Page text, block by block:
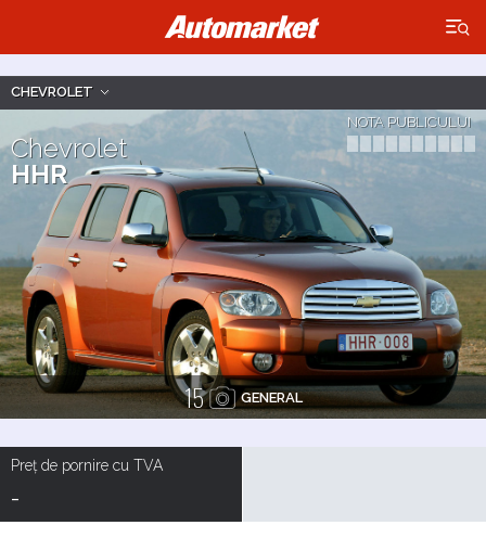
×
CHEVROLET
Chevrolet
HHR
NOTA PUBLICULUI
15 GENERAL
Preț de pornire cu TVA
-